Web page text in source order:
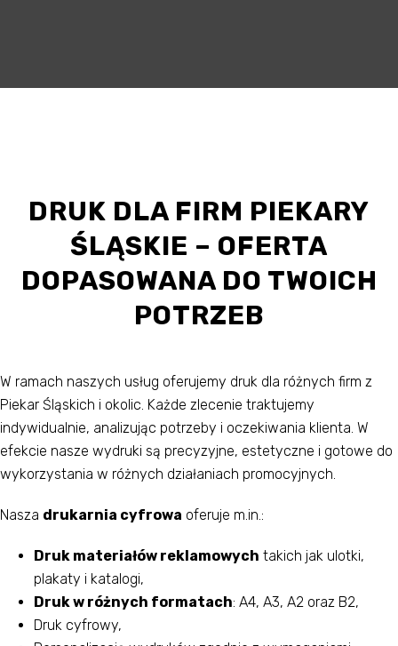
DRUK DLA FIRM PIEKARY
ŚLĄSKIE – OFERTA
DOPASOWANA DO TWOICH
POTRZEB
W ramach naszych usług oferujemy druk dla różnych firm z
Piekar Śląskich i okolic. Każde zlecenie traktujemy
indywidualnie, analizując potrzeby i oczekiwania klienta. W
efekcie nasze wydruki są precyzyjne, estetyczne i gotowe do
wykorzystania w różnych działaniach promocyjnych.
Nasza drukarnia cyfrowa oferuje m.in.:
Druk materiałów reklamowych takich jak ulotki,
plakaty i katalogi,
Druk w różnych formatach: A4, A3, A2 oraz B2,
Druk cyfrowy,